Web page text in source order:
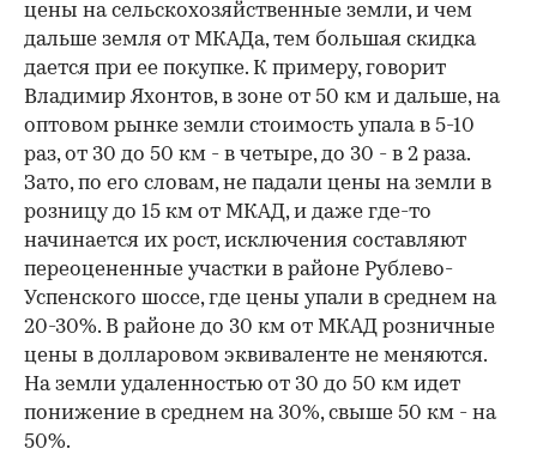
00:00 / 00:00
цены на сельскохозяйственные земли, и чем
дальше земля от МКАДа, тем большая скидка
дается при ее покупке. К примеру, говорит
Владимир Яхонтов, в зоне от 50 км и дальше, на
оптовом рынке земли стоимость упала в 5-10
раз, от 30 до 50 км - в четыре, до 30 - в 2 раза.
Зато, по его словам, не падали цены на земли в
розницу до 15 км от МКАД, и даже где-то
начинается их рост, исключения составляют
переоцененные участки в районе Рублево-
Успенского шоссе, где цены упали в среднем на
20-30%. В районе до 30 км от МКАД розничные
цены в долларовом эквиваленте не меняются.
На земли удаленностью от 30 до 50 км идет
понижение в среднем на 30%, свыше 50 км - на
50%.